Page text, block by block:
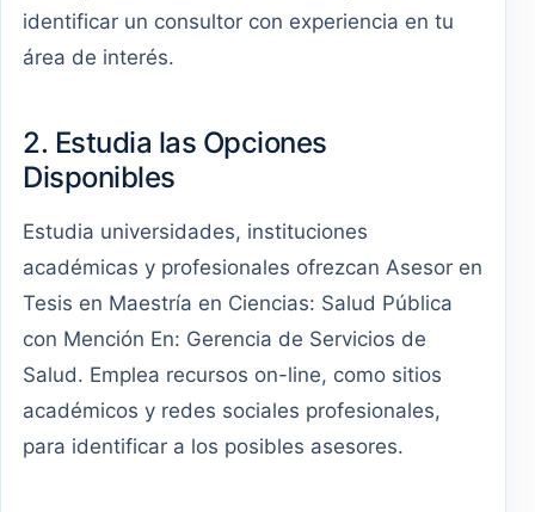
identificar un consultor con experiencia en tu
área de interés.
2. Estudia las Opciones
Disponibles
Estudia universidades, instituciones
académicas y profesionales ofrezcan Asesor en
Tesis en Maestría en Ciencias: Salud Pública
con Mención En: Gerencia de Servicios de
Salud. Emplea recursos on-line, como sitios
académicos y redes sociales profesionales,
para identificar a los posibles asesores.